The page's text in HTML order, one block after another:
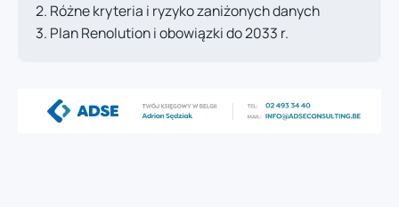
Różne kryteria i ryzyko zaniżonych danych
Plan Renolution i obowiązki do 2033 r.